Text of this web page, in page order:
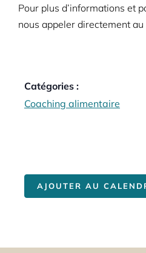
Pour plus d’informations et
nous appeler directement au
Catégories :
Coaching alimentaire
AJOUTER AU